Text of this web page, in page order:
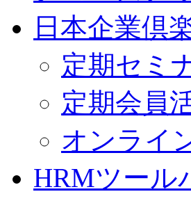
日本企業倶
定期セミ
定期会員
オンライ
HRMツール